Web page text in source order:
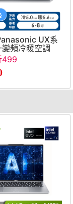
UX系
頻冷暖空調
499